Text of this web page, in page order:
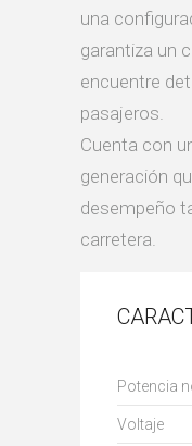
una
garantiza un
encuentre
pasajeros.
Cuenta con
generación
desempeño
carretera.
Potencia
Voltaje